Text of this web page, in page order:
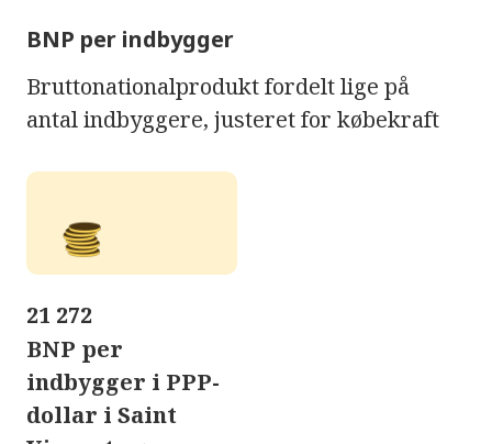
BNP per indbygger
Bruttonationalprodukt fordelt lige på
antal indbyggere, justeret for købekraft
21 272
BNP per
indbygger i PPP-
dollar i Saint